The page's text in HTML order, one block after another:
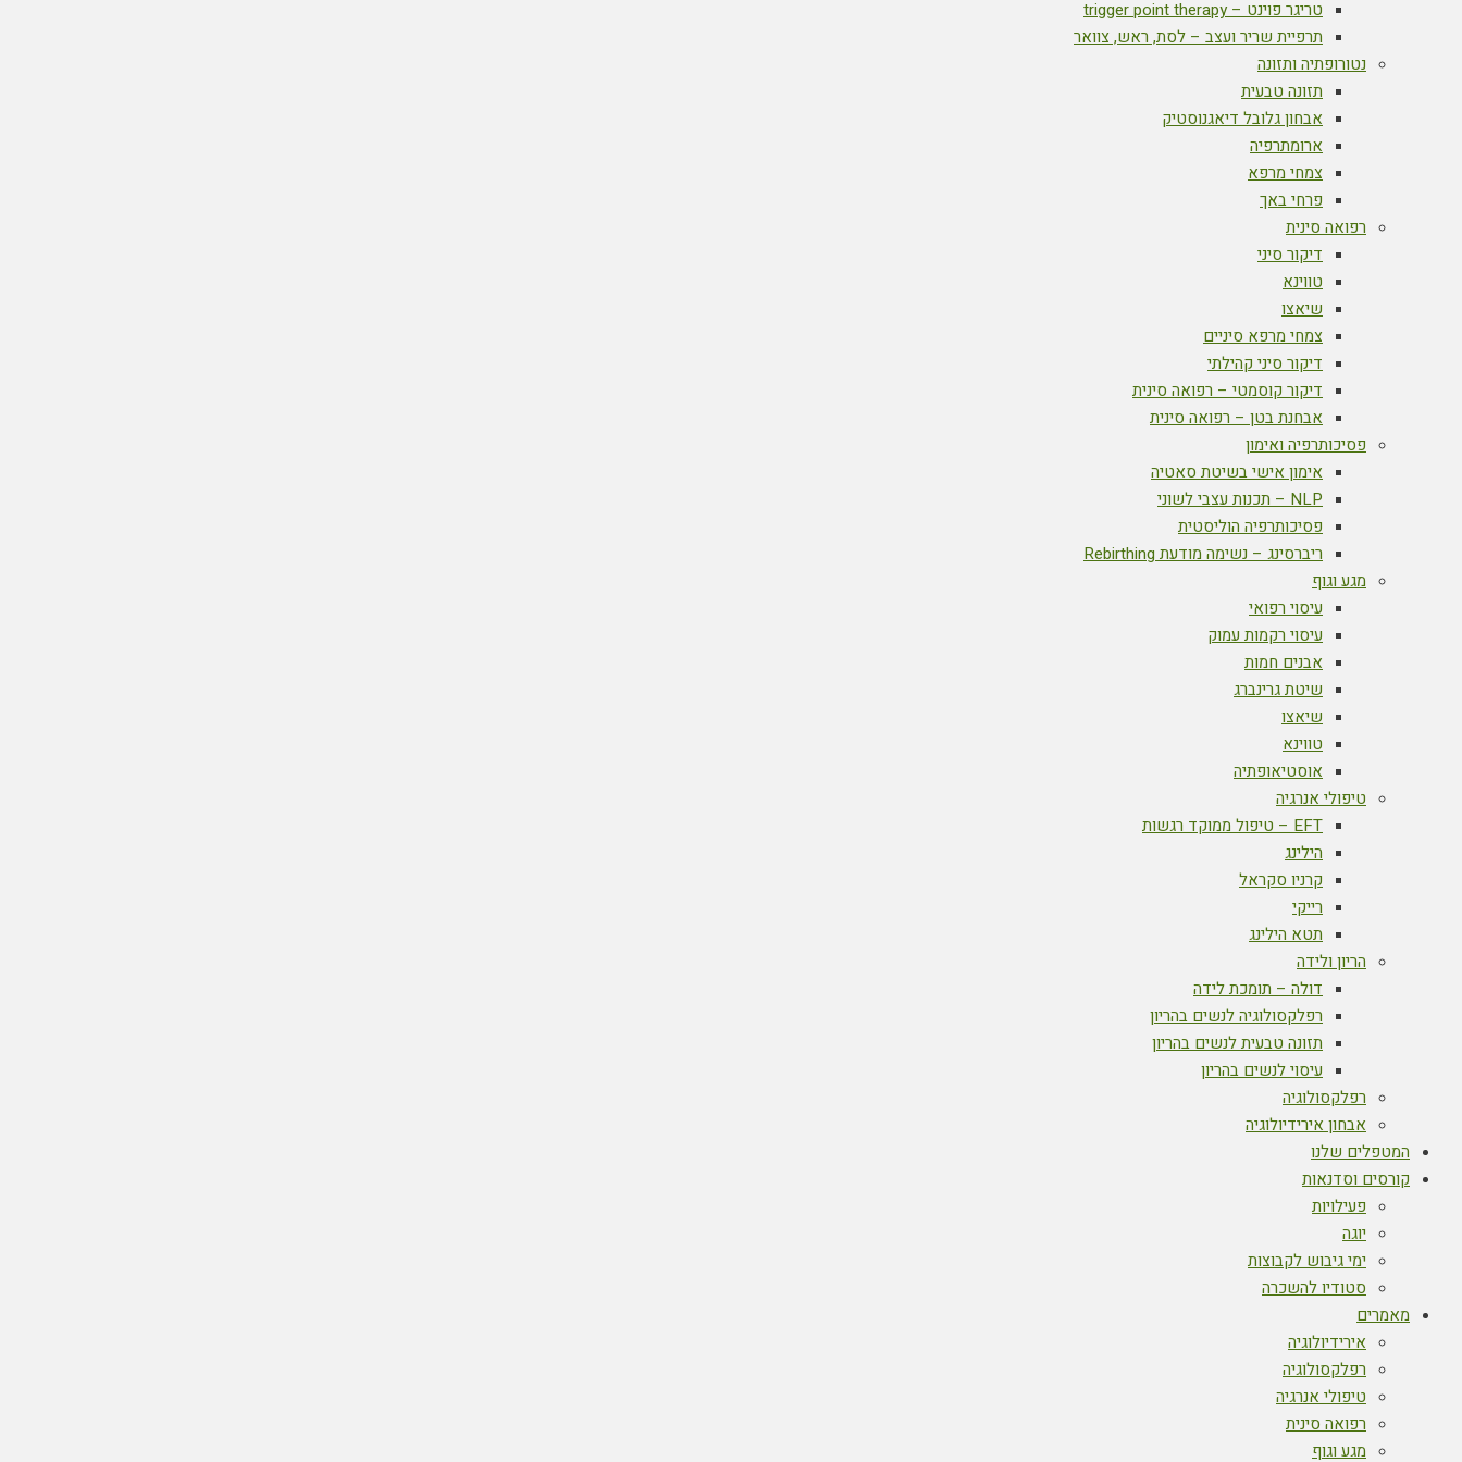
טריגר פוינט – trigger point therapy
תרפיית שריר ועצב – לסת, ראש, צוואר
נטורופתיה ותזונה
תזונה טבעית
אבחון גלובל דיאגנוסטיק
ארומתרפיה
צמחי מרפא
פרחי באך
רפואה סינית
דיקור סיני
טווינא
שיאצו
צמחי מרפא סיניים
דיקור סיני קהילתי
דיקור קוסמטי – רפואה סינית
אבחנת בטן – רפואה סינית
פסיכותרפיה ואימון
אימון אישי בשיטת סאטיה
NLP – תכנות עצבי לשוני
פסיכותרפיה הוליסטית
ריברסינג – נשימה מודעת Rebirthing
מגע וגוף
עיסוי רפואי
עיסוי רקמות עמוק
אבנים חמות
שיטת גרינברג
שיאצו
טווינא
אוסטיאופתיה
טיפולי אנרגיה
EFT – טיפול ממוקד רגשות
הילינג
קרניו סקראל
רייקי
תטא הילינג
הריון ולידה
דולה – תומכת לידה
רפלקסולוגיה לנשים בהריון
תזונה טבעית לנשים בהריון
עיסוי לנשים בהריון
רפלקסולוגיה
אבחון אירידיולוגיה
המטפלים שלנו
קורסים וסדנאות
פעילויות
יוגה
ימי גיבוש לקבוצות
סטודיו להשכרה
מאמרים
אירידיולוגיה
רפלקסולוגיה
טיפולי אנרגיה
רפואה סינית
מגע וגוף